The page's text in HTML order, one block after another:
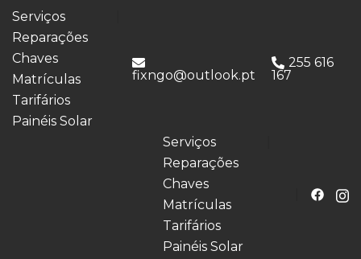
Serviços
Reparações
Chaves
Matrículas
Tarifários
Painéis Solar
fixngo@outlook.pt
255 616
167
Serviços
Reparações
Chaves
Matrículas
Tarifários
Painéis Solar